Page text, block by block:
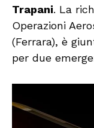
Trapani. La
Operazioni
(Ferrara), è
per due